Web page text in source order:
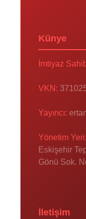
Künye
İmtiyaz
VKN:
Yayıncı:
Yönetim Yeri:
Eskişehir
Gönü Sok.
İletişim